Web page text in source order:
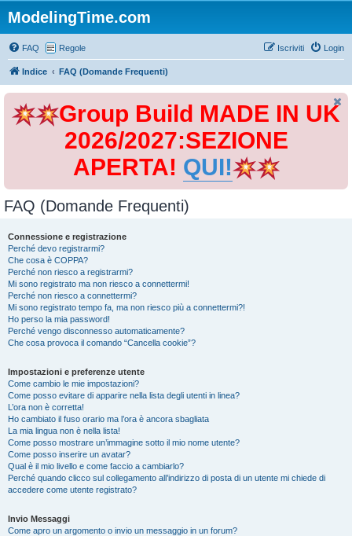
ModelingTime.com
FAQ Regole Login
Iscriviti
Indice FAQ (Domande Frequenti)
Group Build MADE IN UK
2026/2027:SEZIONE
APERTA! QUI!
FAQ (Domande Frequenti)
Connessione e registrazione
Perché devo registrarmi?
Che cosa è COPPA?
Perché non riesco a registrarmi?
Mi sono registrato ma non riesco a connettermi!
Perché non riesco a connettermi?
Mi sono registrato tempo fa, ma non riesco più a connettermi?!
Ho perso la mia password!
Perché vengo disconnesso automaticamente?
Che cosa provoca il comando “Cancella cookie”?
Impostazioni e preferenze utente
Come cambio le mie impostazioni?
Come posso evitare di apparire nella lista degli utenti in linea?
L’ora non è corretta!
Ho cambiato il fuso orario ma l’ora è ancora sbagliata
La mia lingua non è nella lista!
Come posso mostrare un’immagine sotto il mio nome utente?
Come posso inserire un avatar?
Qual è il mio livello e come faccio a cambiarlo?
Perché quando clicco sul collegamento all’indirizzo di posta di un utente mi chiede di
accedere come utente registrato?
Invio Messaggi
Come apro un argomento o invio un messaggio in un forum?